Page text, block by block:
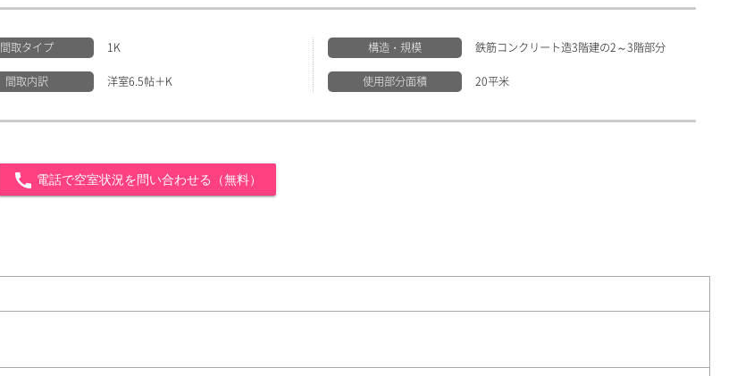
間取タイプ 1K
間取内訳 洋室6.5帖＋K
構造・規模 鉄筋コンクリート造3階建の2～3階部分
使用部分面積 20平米
call 電話で空室状況を問い合わせる（無料）